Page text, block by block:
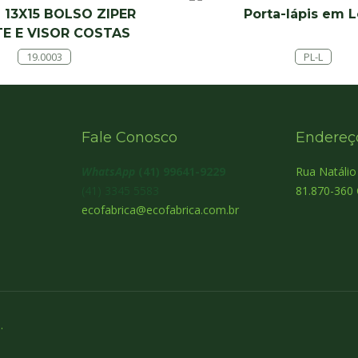
BOLSO ZIPER
E VISOR COSTAS
19.0003
Porta-lápis em
PL-L
Fale Conosco
ecofabrica@ecofabrica.com.br
Rua
81.870-360